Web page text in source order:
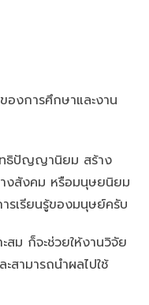
องการศึกษาและงาน
ทธิปัญญานิยม สร้าง
งสังคม หรือมนุษยนิยม
รเรียนรู้ของมนุษย์ครับ
สม ก็จะช่วยให้งานวิจัย
สามารถนำผลไปใช้